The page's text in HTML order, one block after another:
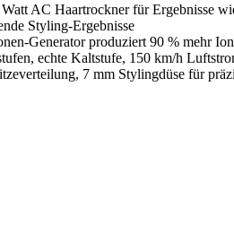
AC Haartrockner für Ergebnisse
Styling-Ergebnisse
Generator produziert 90 % mehr
echte Kaltstufe, 150 km/h
7 mm Stylingdüse für